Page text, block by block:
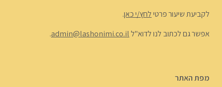
לקביעת שיעור פרטילחץ/י כאן.
אפשר גם לכתוב לנו לדוא"לadmin@lashonimi.co.il
.
מפת האתר